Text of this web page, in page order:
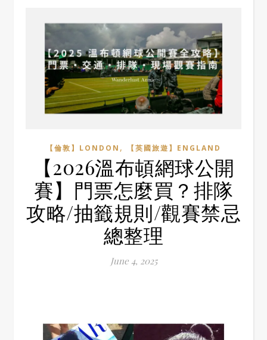
【倫敦】LONDON , 【英國旅遊】ENGLAND
【2026溫布頓網球公開
賽】門票怎麼買？排隊
攻略/抽籤規則/觀賽禁忌
總整理
June 4, 2025